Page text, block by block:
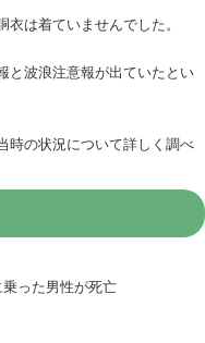
は着ていませんでした。
と波浪注意報が出ていたとい
時の状況について詳しく調べ
った男性が死亡